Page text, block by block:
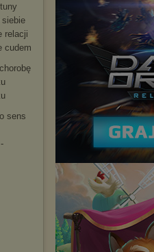
siebie
relacji
cudem
sens